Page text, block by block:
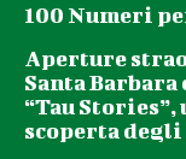
100 Numeri
Aperture
Santa Barbara
“Tau
scoperta